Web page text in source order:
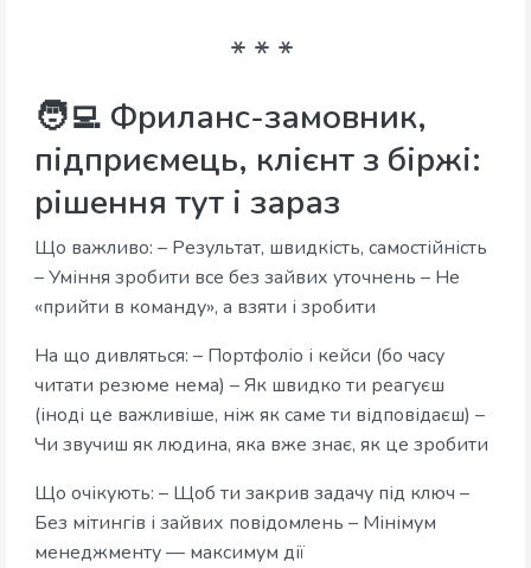
🧑‍💻 Фриланс-замовник,
підприємець, клієнт з біржі:
рішення тут і зараз
Що важливо: – Результат, швидкість, самостійність
– Уміння зробити все без зайвих уточнень – Не
«прийти в команду», а взяти і зробити
На що дивляться: – Портфоліо і кейси (бо часу
читати резюме нема) – Як швидко ти реагуєш
(іноді це важливіше, ніж як саме ти відповідаєш) –
Чи звучиш як людина, яка вже знає, як це зробити
Що очікують: – Щоб ти закрив задачу під ключ –
Без мітингів і зайвих повідомлень – Мінімум
менеджменту — максимум дії